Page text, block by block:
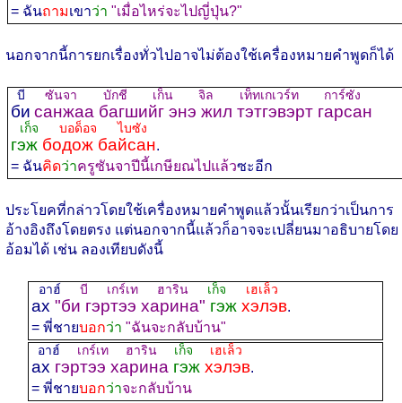
= ฉันถามเขาว่า "เมื่อไหร่จะไปญี่ปุ่น?"
นอกจากนี้การยกเรื่องทั่วไปอาจไม่ต้องใช้เครื่องหมายคำพูดก็ได้
би
บี
санжаа багшийг энэ жил тэтгэвэрт гарсан
ซันจา บักชี เก็น จิล เท็ทเกเวร์ท การ์ซัง
гэж бодож байсан
เก็จ บอด็อจ ไบซัง
.
= ฉันคิดว่าครูซันจาปีนี้เกษียณไปแล้วซะอีก
ประโยคที่กล่าวโดยใช้เครื่องหมายคำพูดแล้วนั้นเรียกว่าเป็นการ
อ้างอิงถึงโดยตรง แต่นอกจากนี้แล้วก็อาจจะเปลี่ยนมาอธิบายโดย
อ้อมได้ เช่น ลองเทียบดังนี้
ах "би гэртээ харина" гэж хэлэв
อาฮ์บี เกร์เท ฮาริน เก็จ เฮเล็ว
.
= พี่ชายบอกว่า "ฉันจะกลับบ้าน"
ах гэртээ харина гэж хэлэв
อาฮ์ เกร์เท ฮาริน เก็จ เฮเล็ว
.
= พี่ชายบอกว่าจะกลับบ้าน